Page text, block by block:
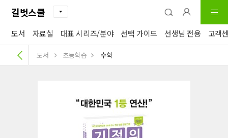
길벗스쿨
도서 자료실 대표 시리즈/분야 선택 가이드 선생님 전용 고객
도서 초등학습 수학